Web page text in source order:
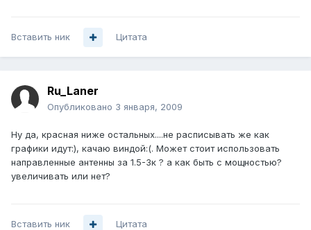
Вставить ник Цитата
Ru_Laner
Опубликовано 3 января, 2009
Ну да, красная ниже остальных....не расписывать же как
графики идут:), качаю виндой:(. Может стоит использовать
направленные антенны за 1.5-3к ? а как быть с мощностью?
увеличивать или нет?
Вставить ник Цитата